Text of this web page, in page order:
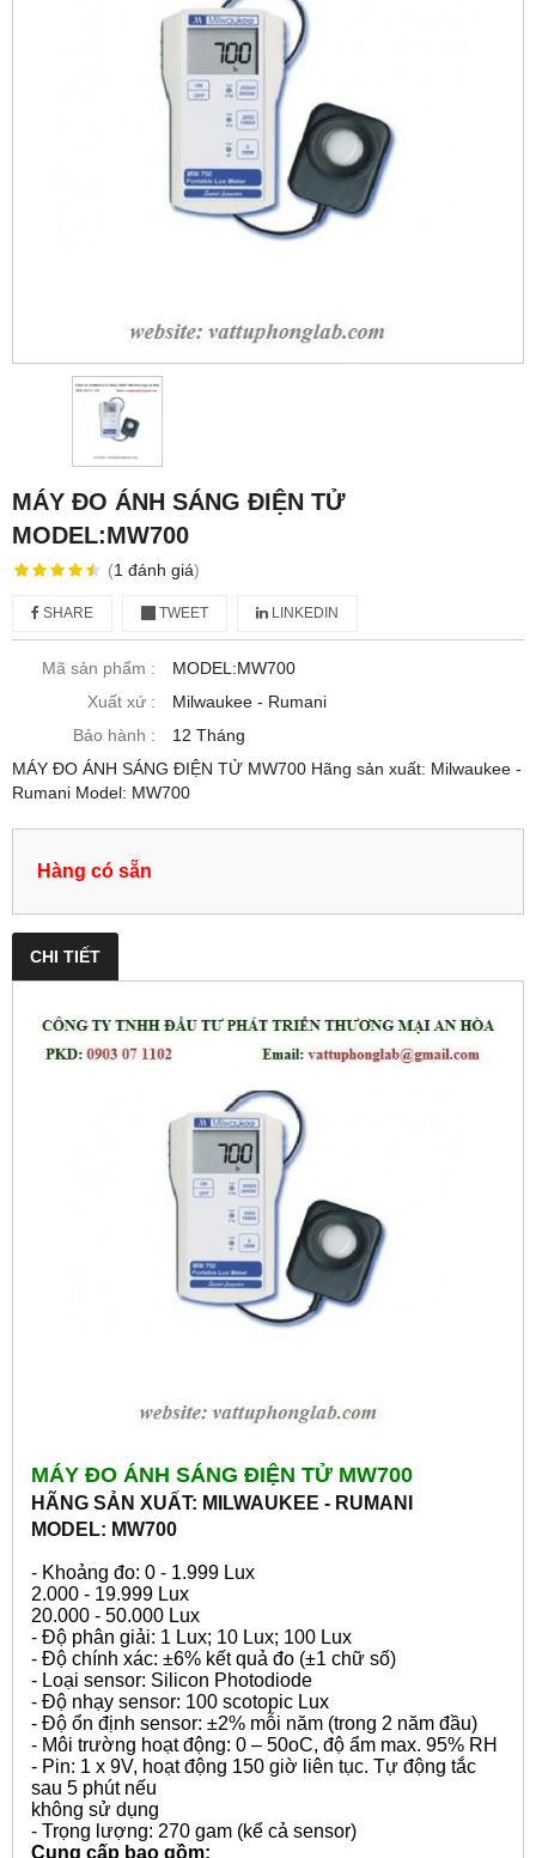
MÁY ĐO ÁNH SÁNG ĐIỆN TỬ
MODEL:MW700
(1 đánh giá)
SHARE TWEET LINKEDIN
Mã sản phẩm :
MODEL:MW700
Xuất xứ :
Milwaukee - Rumani
Bảo hành :
12 Tháng
MÁY ĐO ÁNH SÁNG ĐIỆN TỬ MW700 Hãng sản xuất: Milwaukee -
Rumani Model: MW700
Hàng có sẵn
CHI TIẾT
MÁY ĐO ÁNH SÁNG ĐIỆN TỬ MW700
HÃNG SẢN XUẤT: MILWAUKEE - RUMANI
MODEL: MW700
- Khoảng đo: 0 - 1.999 Lux
2.000 - 19.999 Lux
20.000 - 50.000 Lux
- Độ phân giải: 1 Lux; 10 Lux; 100 Lux
- Độ chính xác: ±6% kết quả đo (±1 chữ số)
- Loại sensor: Silicon Photodiode
- Độ nhạy sensor: 100 scotopic Lux
- Độ ổn định sensor: ±2% mỗi năm (trong 2 năm đầu)
- Môi trường hoạt động: 0 – 50oC, độ ẩm max. 95% RH
- Pin: 1 x 9V, hoạt động 150 giờ liên tục. Tự động tắc
sau 5 phút nếu
không sử dụng
- Trọng lượng: 270 gam (kể cả sensor)
Cung cấp bao gồm: